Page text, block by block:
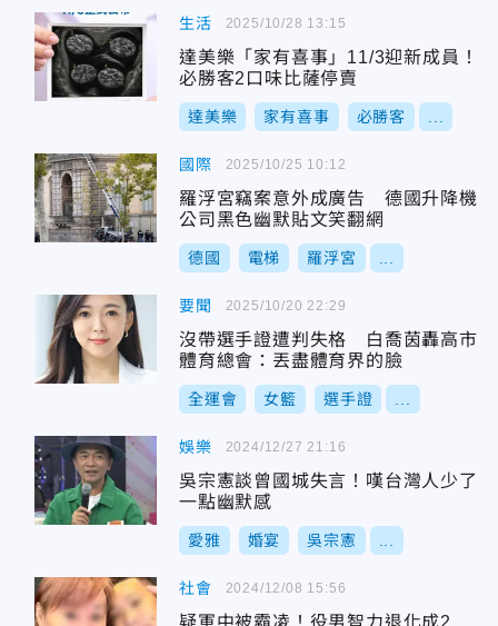
生活
達美樂「家有喜事」11/3迎新成員！
必勝客2口味比薩停賣
達美樂 家有喜事 必勝客
2025/10/28 13:15
國際
羅浮宮竊案意外成廣告 德國升降機
公司黑色幽默貼文笑翻網
德國 電梯 羅浮宮
2025/10/25 10:12
要聞
沒帶選手證遭判失格 白喬茵轟高市
體育總會：丟盡體育界的臉
全運會 女籃 選手證
2025/10/20 22:29
娛樂
吳宗憲談曾國城失言！嘆台灣人少了
一點幽默感
愛雅 婚宴 吳宗憲
2024/12/27 21:16
社會
疑軍中被霸凌！役男智力退化成2
2024/12/08 15:56